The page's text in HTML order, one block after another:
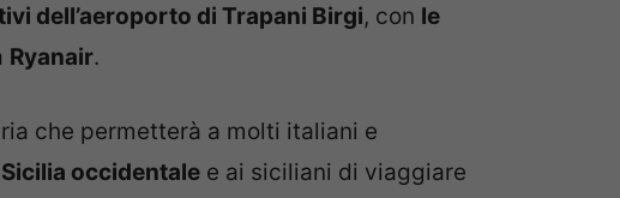
dell’aeroporto di Trapani Birgi, con le
Ryanair.
che permetterà a molti italiani e
Sicilia occidentale e ai siciliani di viaggiare